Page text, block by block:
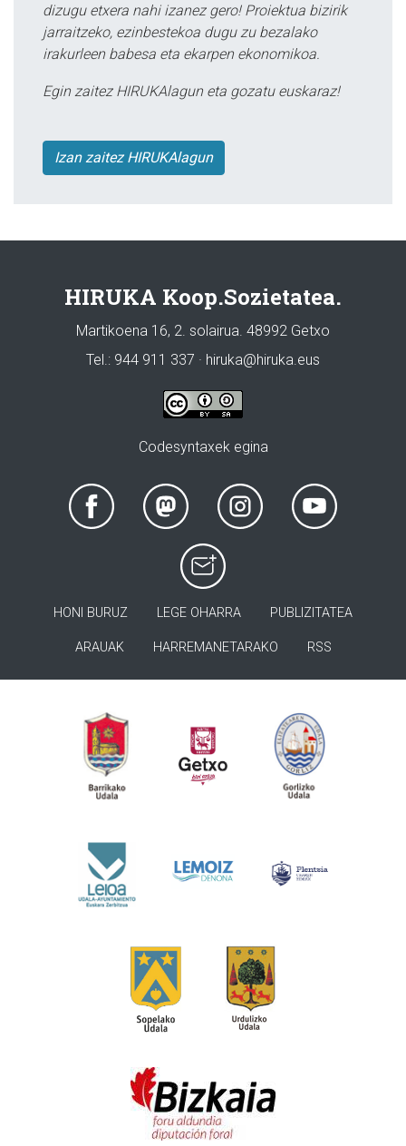
dizugu etxera nahi izanez gero! Proiektua bizirik
jarraitzeko, ezinbestekoa dugu zu bezalako
irakurleen babesa eta ekarpen ekonomikoa.
Egin zaitez HIRUKAlagun eta gozatu euskaraz!
Izan zaitez HIRUKAlagun
HIRUKA Koop.Sozietatea.
Martikoena 16, 2. solairua. 48992 Getxo
Tel.: 944 911 337 · hiruka@hiruka.eus
Codesyntaxek egina
HONI BURUZ LEGE OHARRA PUBLIZITATEA
ARAUAK HARREMANETARAKO RSS